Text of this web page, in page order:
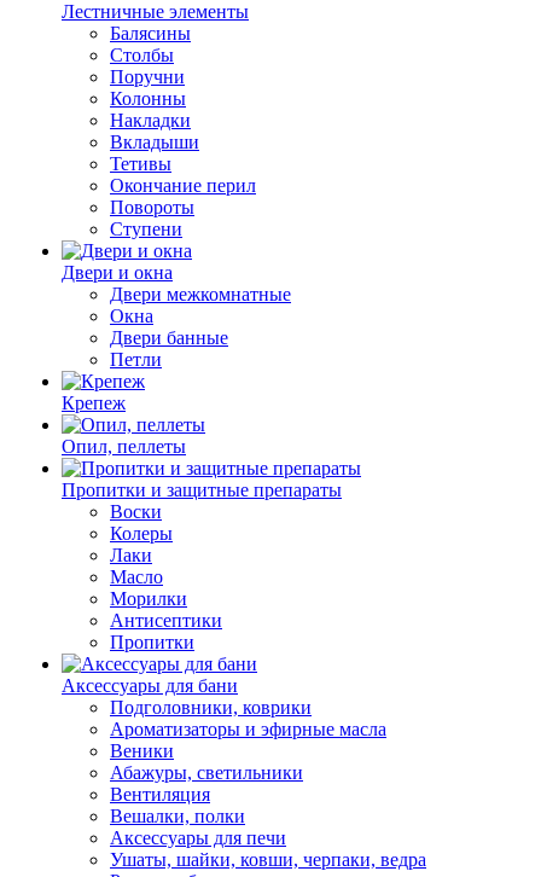
Лестничные элементы
Балясины
Столбы
Поручни
Колонны
Накладки
Вкладыши
Тетивы
Окончание перил
Повороты
Ступени
Двери и окна
Двери межкомнатные
Окна
Двери банные
Петли
Крепеж
Опил, пеллеты
Пропитки и защитные препараты
Воски
Колеры
Лаки
Масло
Морилки
Антисептики
Пропитки
Аксессуары для бани
Подголовники, коврики
Ароматизаторы и эфирные масла
Веники
Абажуры, светильники
Вентиляция
Вешалки, полки
Аксессуары для печи
Ушаты, шайки, ковши, черпаки, ведра